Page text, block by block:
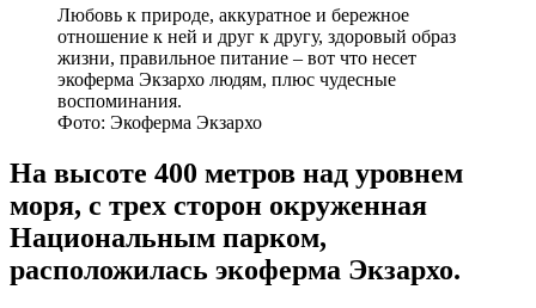
Любовь к природе, аккуратное и бережное
отношение к ней и друг к другу, здоровый образ
жизни, правильное питание – вот что несет
экоферма Экзархо людям, плюс чудесные
воспоминания.
Фото: Экоферма Экзархо
На высоте 400 метров над уровнем
моря, с трех сторон окруженная
Национальным парком,
расположилась экоферма Экзархо.